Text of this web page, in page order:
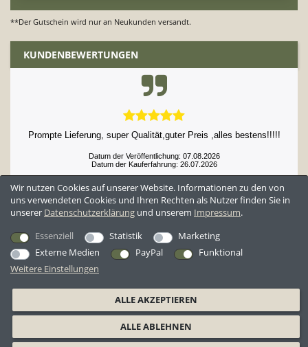
**Der Gutschein wird nur an Neukunden versandt.
KUNDENBEWERTUNGEN
Prompte Lieferung, super Qualität,guter Preis ,alles bestens!!!!!
Datum der Veröffentlichung: 07.08.2026
Datum der Kauferfahrung: 26.07.2026
Wir nutzen Cookies auf unserer Website. Informationen zu den von
uns verwendeten Cookies und Ihren Rechten als Nutzer finden Sie in
unserer Daten­schutz­erklärung und unserem Impressum.
Essenziell
Statistik
Marketing
Externe Medien
PayPal
Funktional
Weitere Einstellungen
ALLE AKZEPTIEREN
ALLE ABLEHNEN
AGB Datenschutzerklärung Widerrufsrecht
Widerrufsformular
Barrierefreiheitserklärung
Impressum